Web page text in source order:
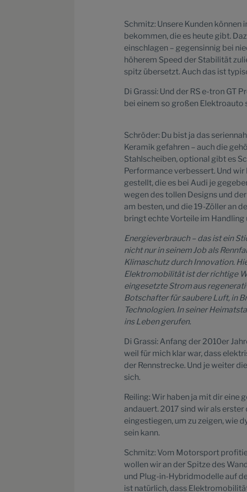
Schmitz: Unsere Kunden
bekommen, die es heute gibt.
einschlagen – gegensinnig bei
höherem Speed der Stabilität
spitz übersetzt. Auch das ist
Di Grassi: Und der RS e-tron GT
bei einem so großen
Schröder: Du bist ja das
Keramik gefahren – auch die
Stahlscheiben, optional gibt es
Performance verbessert. Und
gestellt, die es bei Audi je
wegen des tollen Designs und
am besten, und die 19-Zöller an
bringt echte Vorteile im Handling
Energieverbrauch – das ist ein
nicht nur in seinem Job als
Klimaschutz durch Innovation.
Elektromobilität ist der richtige
eingesetzte Strom aus
Botschafter für saubere Luft, in
Technologien. In seiner
ins Leben gerufen.
Di Grassi: Anfang der 2010er
weil für mich klar war, dass
der Rennstrecke. Und je weiter
sich.
Reiling: Wir haben ja mit dir eine
andauert. 2017 sind wir als
eingestiegen, um zu zeigen, wie
sein kann.
Schmitz: Vom Motorsport
wollen wir an der Spitze des
und Plug-in-Hybridmodelle auf
ist natürlich, dass